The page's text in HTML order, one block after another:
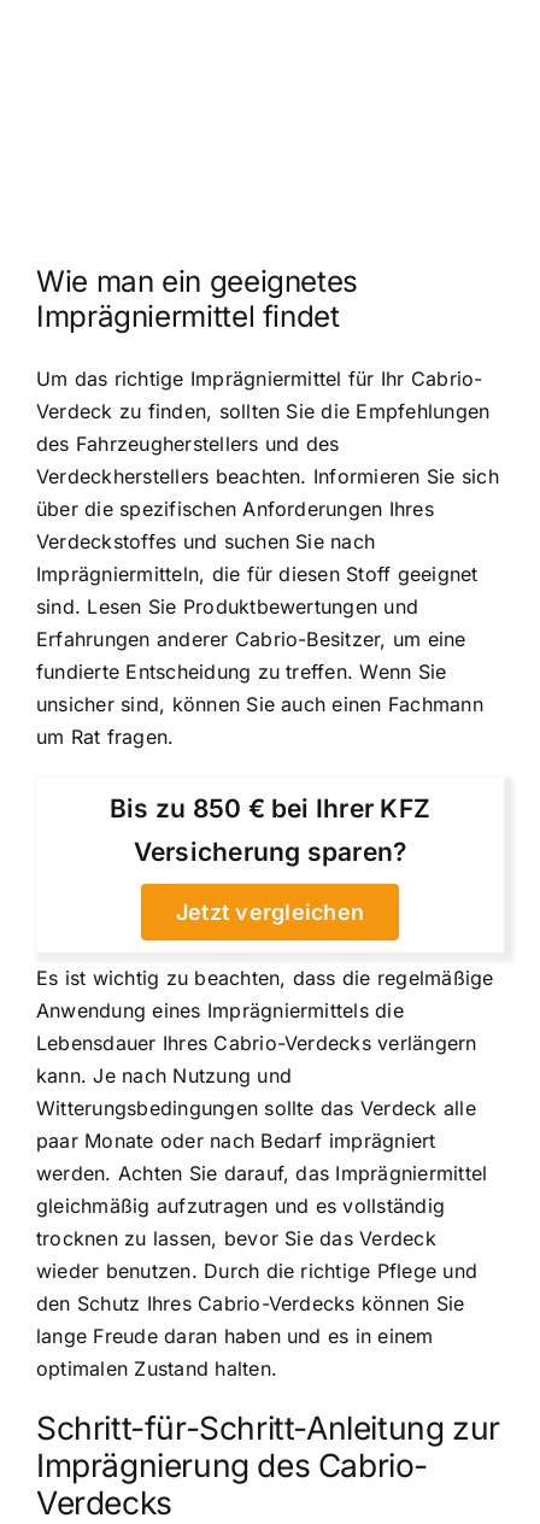
Wie man ein geeignetes
Imprägniermittel findet
Um das richtige Imprägniermittel für Ihr Cabrio-
Verdeck zu finden, sollten Sie die Empfehlungen
des Fahrzeugherstellers und des
Verdeckherstellers beachten. Informieren Sie sich
über die spezifischen Anforderungen Ihres
Verdeckstoffes und suchen Sie nach
Imprägniermitteln, die für diesen Stoff geeignet
sind. Lesen Sie Produktbewertungen und
Erfahrungen anderer Cabrio-Besitzer, um eine
fundierte Entscheidung zu treffen. Wenn Sie
unsicher sind, können Sie auch einen Fachmann
um Rat fragen.
Bis zu 850 € bei Ihrer KFZ
Versicherung sparen?
Jetzt vergleichen
Es ist wichtig zu beachten, dass die regelmäßige
Anwendung eines Imprägniermittels die
Lebensdauer Ihres Cabrio-Verdecks verlängern
kann. Je nach Nutzung und
Witterungsbedingungen sollte das Verdeck alle
paar Monate oder nach Bedarf imprägniert
werden. Achten Sie darauf, das Imprägniermittel
gleichmäßig aufzutragen und es vollständig
trocknen zu lassen, bevor Sie das Verdeck
wieder benutzen. Durch die richtige Pflege und
den Schutz Ihres Cabrio-Verdecks können Sie
lange Freude daran haben und es in einem
optimalen Zustand halten.
Schritt-für-Schritt-Anleitung zur
Imprägnierung des Cabrio-
Verdecks